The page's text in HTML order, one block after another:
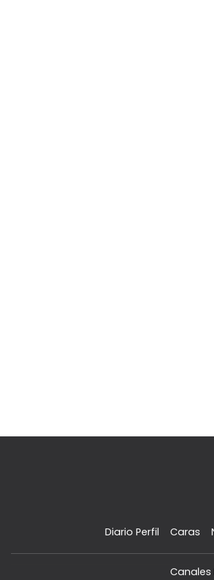
Diario Perfil Caras
Canales